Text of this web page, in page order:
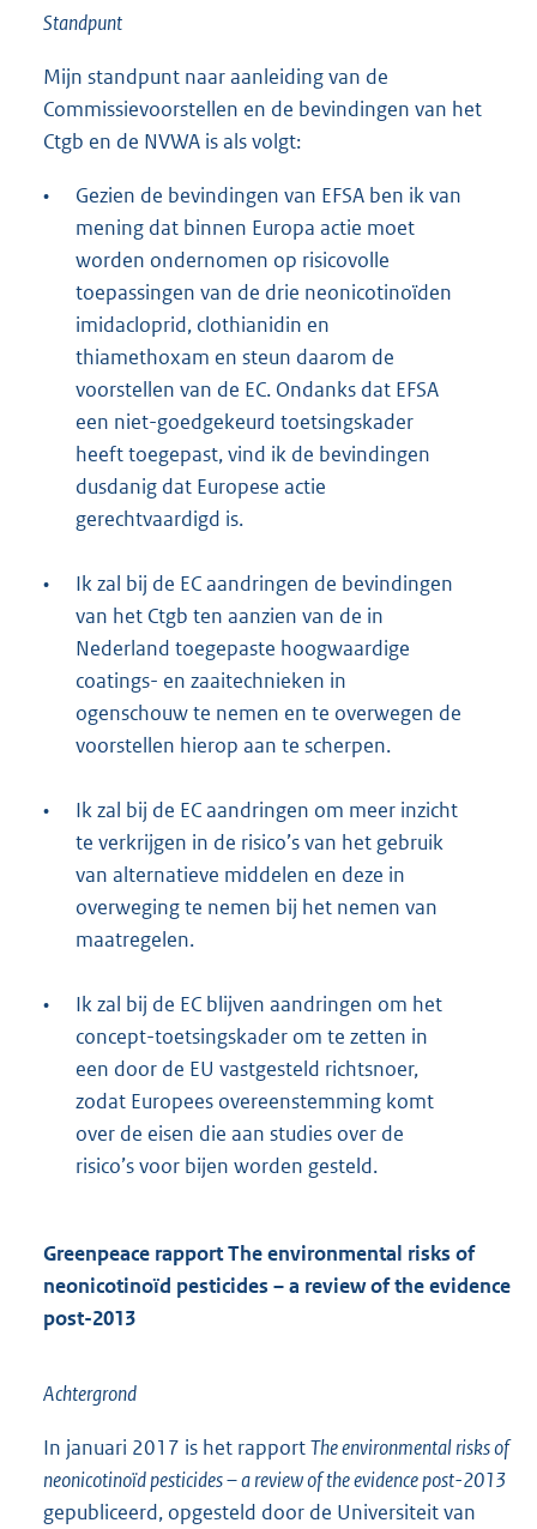
Standpunt
Mijn standpunt naar aanleiding van de
Commissievoorstellen en de bevindingen van het
Ctgb en de NVWA is als volgt:
•
Gezien de bevindingen van EFSA ben ik van
mening dat binnen Europa actie moet
worden ondernomen op risicovolle
toepassingen van de drie neonicotinoïden
imidacloprid, clothianidin en
thiamethoxam en steun daarom de
voorstellen van de EC. Ondanks dat EFSA
een niet-goedgekeurd toetsingskader
heeft toegepast, vind ik de bevindingen
dusdanig dat Europese actie
gerechtvaardigd is.
•
Ik zal bij de EC aandringen de bevindingen
van het Ctgb ten aanzien van de in
Nederland toegepaste hoogwaardige
coatings- en zaaitechnieken in
ogenschouw te nemen en te overwegen de
voorstellen hierop aan te scherpen.
•
Ik zal bij de EC aandringen om meer inzicht
te verkrijgen in de risico’s van het gebruik
van alternatieve middelen en deze in
overweging te nemen bij het nemen van
maatregelen.
•
Ik zal bij de EC blijven aandringen om het
concept-toetsingskader om te zetten in
een door de EU vastgesteld richtsnoer,
zodat Europees overeenstemming komt
over de eisen die aan studies over de
risico’s voor bijen worden gesteld.
Greenpeace rapport The environmental risks of
neonicotinoïd pesticides – a review of the evidence
post-2013
Achtergrond
In januari 2017 is het rapportThe environmental risks of
neonicotinoïd pesticides – a review of the evidence post-2013
gepubliceerd, opgesteld door de Universiteit van